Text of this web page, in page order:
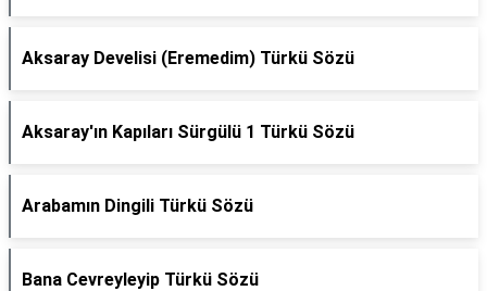
Aksaray Develisi (Eremedim) Türkü Sözü
Aksaray'ın Kapıları Sürgülü 1 Türkü Sözü
Arabamın Dingili Türkü Sözü
Bana Cevreyleyip Türkü Sözü